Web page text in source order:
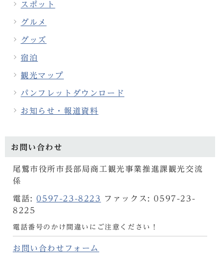
スポット
グルメ
グッズ
宿泊
観光マップ
パンフレットダウンロード
お知らせ・報道資料
お問い合わせ
尾鷲市役所市長部局商工観光事業推進課観光交流
係
電話:0597-23-8223
ファックス: 0597-23-
8225
電話番号のかけ間違いにご注意ください！
お問い合わせフォーム